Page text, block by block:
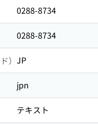
0288-8734
0288-8734
） JP
jpn
テキスト